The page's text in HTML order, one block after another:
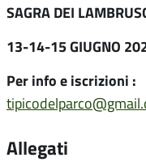
SAGRA DEI
13-14-15 GIUGNO
Per info e iscrizioni :
Allegati